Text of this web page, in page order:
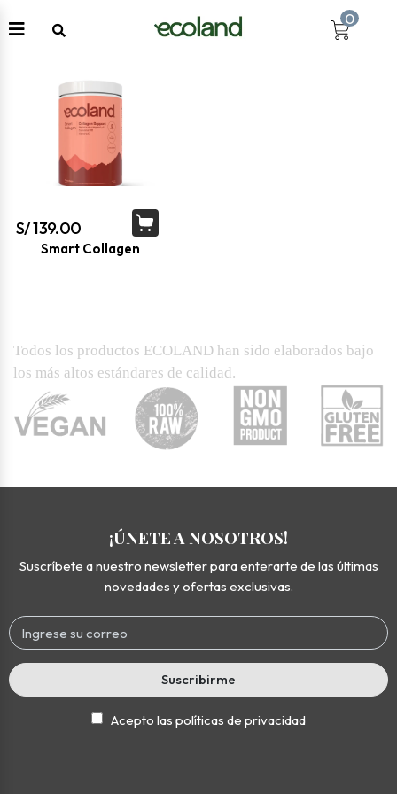
0
Smart Collagen
S/139.00
Todos los productos ECOLAND han sido elaborados bajo
los más altos estándares de calidad.
¡ÚNETE A NOSOTROS!
Suscríbete a nuestro newsletter para enterarte de las últimas
novedades y ofertas exclusivas.
Suscribirme
Acepto las políticas de privacidad